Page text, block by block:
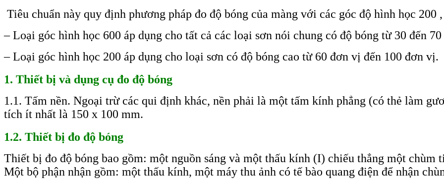
Tiêu chuẩn này quy định phương pháp đo độ bóng của màng với các góc độ hình học 200
– Loại góc hình học 600 áp dụng cho tất cả các loại sơn nói chung có độ bóng từ 30 đến
– Loại góc hình học 200 áp dụng cho loại sơn có độ bóng cao từ 60 đơn vị đến 100 đơn vị.
1. Thiết bị và dụng cụ đo độ bóng
1.1. Tấm nền. Ngoại trừ các qui định khác, nền phải là một tấm kính phẳng (có thẻ làm
tích ít nhất là 150 x 100 mm.
1.2. Thiết bị đo độ bóng
Thiết bị đo độ bóng bao gồm: một nguồn sáng và một thấu kính (I) chiếu thẳng một chùm
Một bộ phận nhận gồm: một thấu kính, một máy thu ảnh có tế bào quang điện để nhận